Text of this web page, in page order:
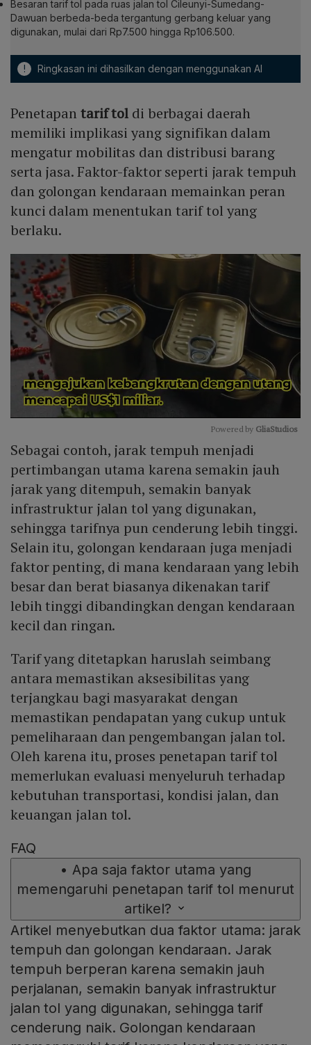
Besaran tarif tol pada ruas jalan tol Cileunyi-Sumedang-
Dawuan berbeda-beda tergantung gerbang keluar yang
digunakan, mulai dari Rp7.500 hingga Rp106.500.
! Ringkasan ini dihasilkan dengan menggunakan AI
Penetapan tarif tol di berbagai daerah
memiliki implikasi yang signifikan dalam
mengatur mobilitas dan distribusi barang
serta jasa. Faktor-faktor seperti jarak tempuh
dan golongan kendaraan memainkan peran
kunci dalam menentukan tarif tol yang
berlaku.
Mute
Powered by GliaStudios
Sebagai contoh, jarak tempuh menjadi
pertimbangan utama karena semakin jauh
jarak yang ditempuh, semakin banyak
infrastruktur jalan tol yang digunakan,
sehingga tarifnya pun cenderung lebih tinggi.
Selain itu, golongan kendaraan juga menjadi
faktor penting, di mana kendaraan yang lebih
besar dan berat biasanya dikenakan tarif
lebih tinggi dibandingkan dengan kendaraan
kecil dan ringan.
Tarif yang ditetapkan haruslah seimbang
antara memastikan aksesibilitas yang
terjangkau bagi masyarakat dengan
memastikan pendapatan yang cukup untuk
pemeliharaan dan pengembangan jalan tol.
Oleh karena itu, proses penetapan tarif tol
memerlukan evaluasi menyeluruh terhadap
kebutuhan transportasi, kondisi jalan, dan
keuangan jalan tol.
FAQ
• Apa saja faktor utama yang
memengaruhi penetapan tarif tol menurut
artikel?
Artikel menyebutkan dua faktor utama: jarak
tempuh dan golongan kendaraan. Jarak
tempuh berperan karena semakin jauh
perjalanan, semakin banyak infrastruktur
jalan tol yang digunakan, sehingga tarif
cenderung naik. Golongan kendaraan